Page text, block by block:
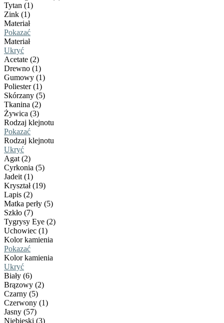
Tytan (1)
Zink (1)
Materiał
Pokazać
Materiał
Ukryć
Acetate (2)
Drewno (1)
Gumowy (1)
Poliester (1)
Skórzany (5)
Tkanina (2)
Żywica (3)
Rodzaj klejnotu
Pokazać
Rodzaj klejnotu
Ukryć
Agat (2)
Cyrkonia (5)
Jadeit (1)
Kryształ (19)
Lapis (2)
Matka perły (5)
Szkło (7)
Tygrysy Eye (2)
Uchowiec (1)
Kolor kamienia
Pokazać
Kolor kamienia
Ukryć
Biały (6)
Brązowy (2)
Czarny (5)
Czerwony (1)
Jasny (57)
Niebieski (3)